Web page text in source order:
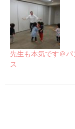
先生も本気です＠パ
ス